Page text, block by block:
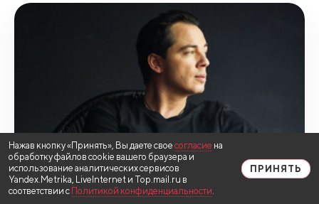
Нажав кнопку «Принять», Вы даете свое согласие на
обработку файлов cookie вашего браузера и
использование аналитических сервисов
Yandex.Metrika, LiveInternet и Top.mail.ru в
соответствии с Политикой конфиденциальности.
ПРИНЯТЬ